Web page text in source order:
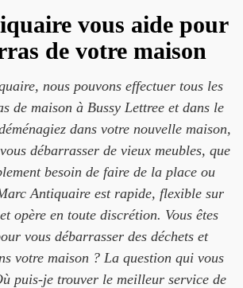
vous aide pour
de votre maison
nous pouvons effectuer tous les
de maison à Bussy Lettree et dans le
dans votre nouvelle maison,
débarrasser de vieux meubles, que
besoin de faire de la place ou
Antiquaire est rapide, flexible sur
opère en toute discrétion. Vous êtes
vous débarrasser des déchets et
votre maison ? La question qui vous
puis-je trouver le meilleur service de